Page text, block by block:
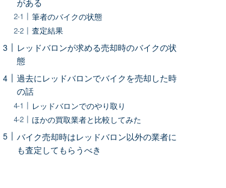
がある
筆者のバイクの状態
査定結果
レッドバロンが求める売却時のバイクの状
態
過去にレッドバロンでバイクを売却した時
の話
レッドバロンでのやり取り
ほかの買取業者と比較してみた
バイク売却時はレッドバロン以外の業者に
も査定してもらうべき